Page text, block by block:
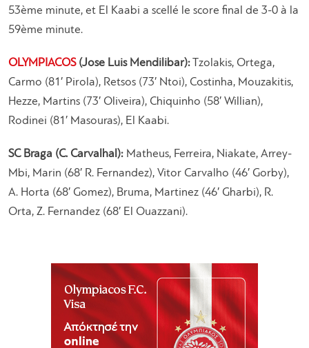
53ème minute, et El Kaabi a scellé le score final de 3-0 à la
59ème minute.
OLYMPIACOS(Jose Luis Mendilibar): Tzolakis, Ortega,
Carmo (81′ Pirola), Retsos (73′ Ntoi), Costinha, Mouzakitis,
Hezze, Martins (73′ Oliveira), Chiquinho (58′ Willian),
Rodinei (81′ Masouras), El Kaabi.
SC Braga (C. Carvalhal): Matheus, Ferreira, Niakate, Arrey-
Mbi, Marin (68′ R. Fernandez), Vitor Carvalho (46′ Gorby),
A. Horta (68′ Gomez), Bruma, Martinez (46′ Gharbi), R.
Orta, Z. Fernandez (68′ El Ouazzani).